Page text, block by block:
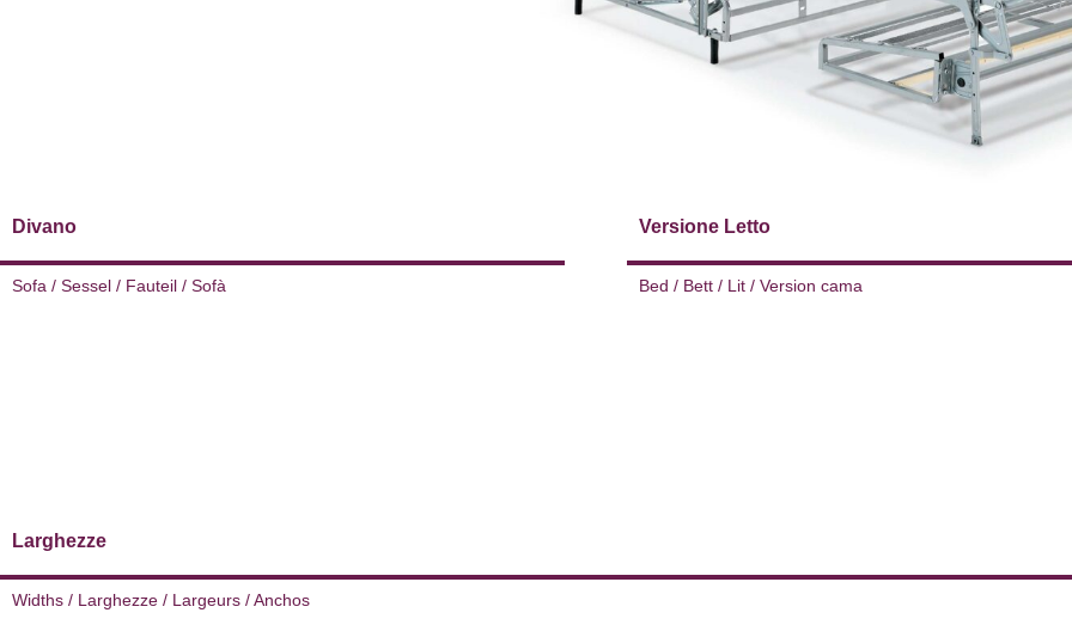
Divano
Sofa / Sessel / Fauteil / Sofà
Versione Letto
Bed / Bett / Lit / Version cama
Larghezze
Widths / Larghezze / Largeurs / Anchos